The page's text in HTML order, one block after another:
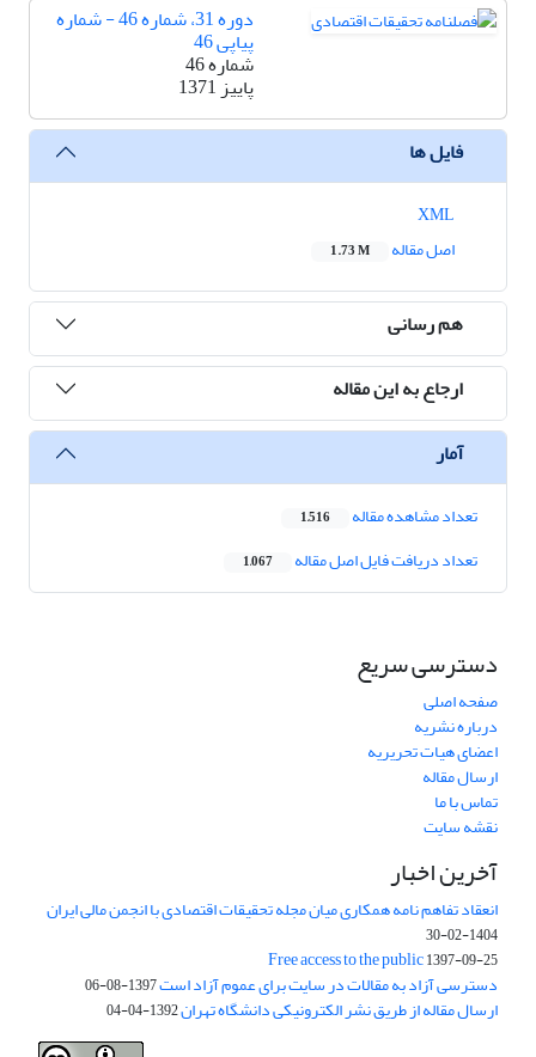
دوره 31، شماره 46 - شماره
پیاپی 46
شماره 46
پاییز 1371
فایل ها
اصل مقاله
1.73 M
هم رسانی
ارجاع به این مقاله
آمار
تعداد مشاهده مقاله 1,516
تعداد دریافت فایل اصل مقاله 1,067
دسترسی سریع
صفحه اصلی
درباره نشریه
اعضای هیات تحریریه
ارسال مقاله
تماس با ما
نقشه سایت
آخرین اخبار
انعقاد تفاهم نامه همکاری میان مجله تحقیقات اقتصادی با انجمن مالی ایران
1404-02-30
Free access to the public1397-09-25
دسترسی آزاد به مقالات در سایت برای عموم آزاد است1397-08-06
ارسال مقاله از طریق نشر الکترونیکی دانشگاه تهران1392-04-04